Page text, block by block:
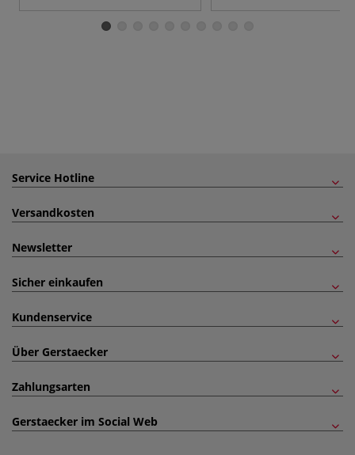
Service Hotline
Versandkosten
Newsletter
Sicher einkaufen
Kundenservice
Über Gerstaecker
Zahlungsarten
Gerstaecker im Social Web